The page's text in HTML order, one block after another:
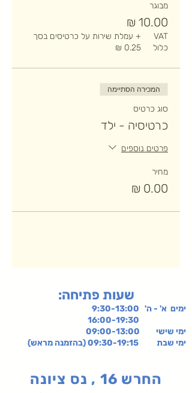
מבוגר
VAT
כלול
+ עמלת שירות על כרטיסים בסך
‏0.25 ‏₪
המכירה הסתיימה
סוג כרטיס
כרטיסיה - ילד
פרטים נוספים
מחיר
:שעות פתיחה
ימים א' - ה' 9:30-13:00
ימי שישי 09:00-13:00
ימי שבת 09:30-19:15 (בהזמנה מראש)
החרש 16 , נס ציונה